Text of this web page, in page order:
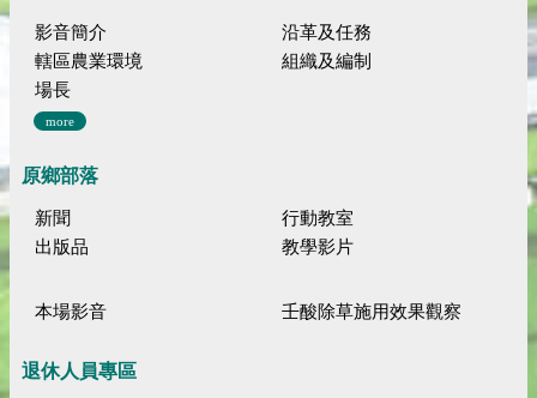
影音簡介
沿革及任務
轄區農業環境
組織及編制
場長
more
原鄉部落
新聞
行動教室
出版品
教學影片
本場影音 壬酸除草施用效果觀察
退休人員專區